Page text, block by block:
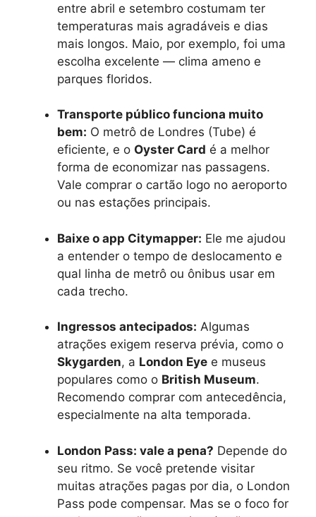
entre abril e setembro costumam ter
temperaturas mais agradáveis e dias
mais longos. Maio, por exemplo, foi uma
escolha excelente — clima ameno e
parques floridos.
Transporte público funciona muito
bem: O metrô de Londres (Tube) é
eficiente, e o Oyster Card é a melhor
forma de economizar nas passagens.
Vale comprar o cartão logo no aeroporto
ou nas estações principais.
Baixe o app Citymapper: Ele me ajudou
a entender o tempo de deslocamento e
qual linha de metrô ou ônibus usar em
cada trecho.
Ingressos antecipados: Algumas
atrações exigem reserva prévia, como o
Skygarden, a London Eye e museus
populares como o British Museum.
Recomendo comprar com antecedência,
especialmente na alta temporada.
London Pass: vale a pena? Depende do
seu ritmo. Se você pretende visitar
muitas atrações pagas por dia, o London
Pass pode compensar. Mas se o foco for